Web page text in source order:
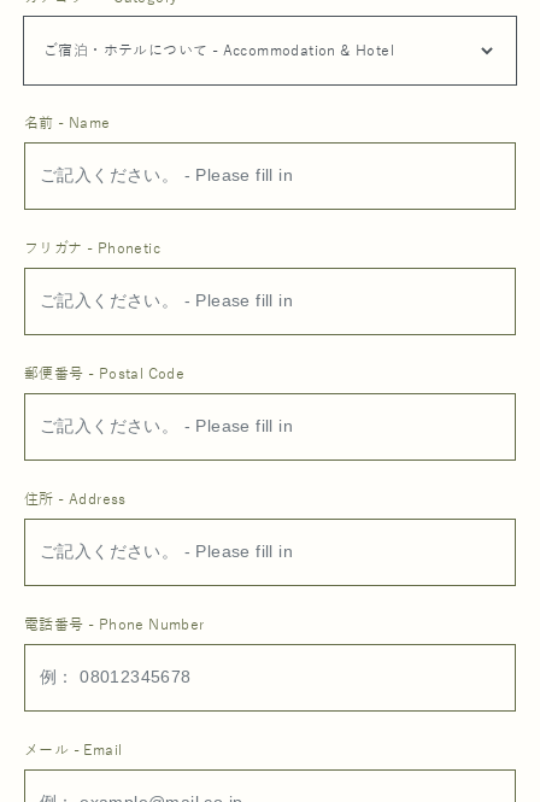
名前 - Name
フリガナ - Phonetic
郵便番号 - Postal Code
住所 - Address
電話番号 - Phone Number
メール - Email